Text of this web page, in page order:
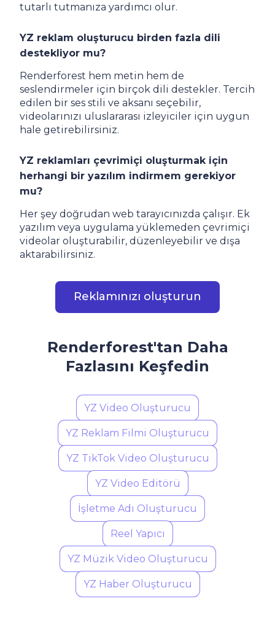
tutarlı tutmanıza yardımcı olur.
YZ reklam oluşturucu birden fazla dili
destekliyor mu?
Renderforest hem metin hem de
seslendirmeler için birçok dili destekler. Tercih
edilen bir ses stili ve aksanı seçebilir,
videolarınızı uluslararası izleyiciler için uygun
hale getirebilirsiniz.
YZ reklamları çevrimiçi oluşturmak için
herhangi bir yazılım indirmem gerekiyor
mu?
Her şey doğrudan web tarayıcınızda çalışır. Ek
yazılım veya uygulama yüklemeden çevrimiçi
videolar oluşturabilir, düzenleyebilir ve dışa
aktarabilirsiniz.
Reklamınızı oluşturun
Renderforest'tan Daha
Fazlasını Keşfedin
YZ Video Oluşturucu
YZ Reklam Filmi Oluşturucu
YZ TikTok Video Oluşturucu
YZ Video Editörü
İşletme Adı Oluşturucu
Reel Yapıcı
YZ Müzik Video Oluşturucu
YZ Haber Oluşturucu